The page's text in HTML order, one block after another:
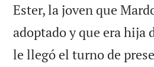
Ester, la joven que
adoptado y que era hija
le llegó el turno de